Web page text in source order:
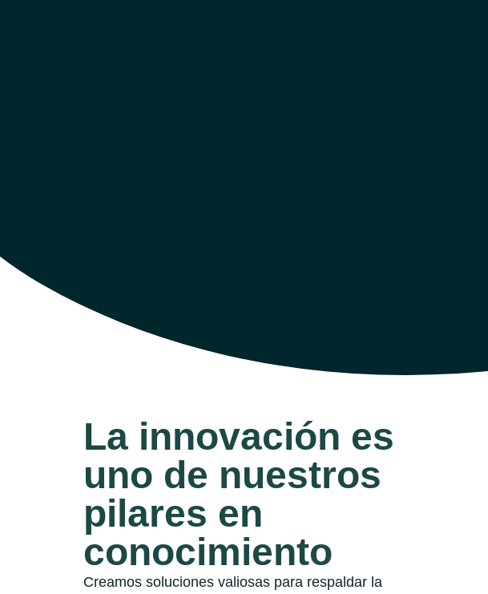
La innovación es
uno de nuestros
pilares en
conocimiento
Creamos soluciones valiosas para respaldar la